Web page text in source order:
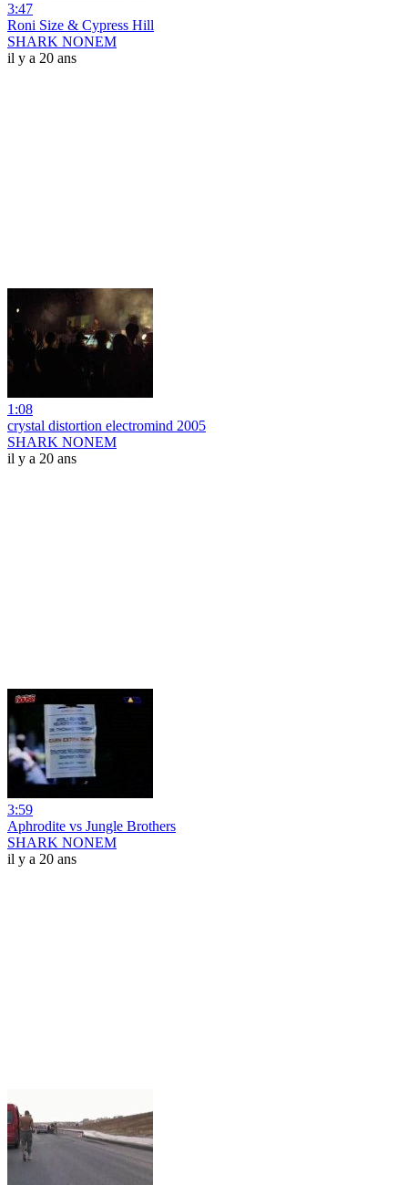
3:47
Roni Size & Cypress Hill
SHARK NONEM
il y a 20 ans
1:08
crystal distortion electromind 2005
SHARK NONEM
il y a 20 ans
3:59
Aphrodite vs Jungle Brothers
SHARK NONEM
il y a 20 ans